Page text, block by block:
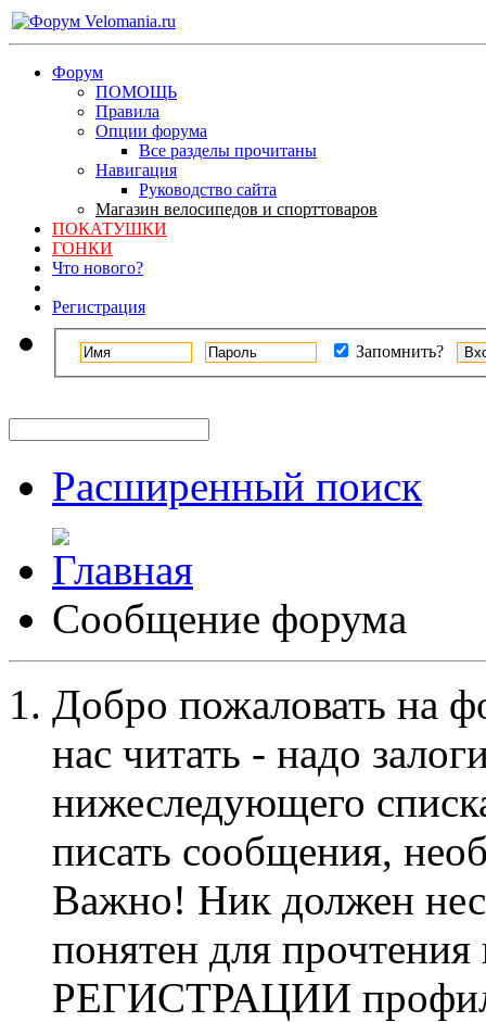
Форум
ПОМОЩЬ
Правила
Опции форума
Все разделы прочитаны
Навигация
Руководство сайта
Магазин велосипедов и спорттоваров
ПОКАТУШКИ
ГОНКИ
Что нового?
Регистрация
Запомнить?
Расширенный поиск
Сообщение форума
Добро пожаловать на
нас читать - надо
нижеследующего
писать сообщения,
Важно! Ник должен
понятен для
РЕГИСТРАЦИИ профиль